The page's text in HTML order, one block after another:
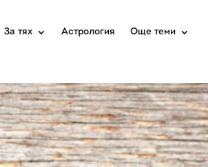
За тях Астрология Още теми